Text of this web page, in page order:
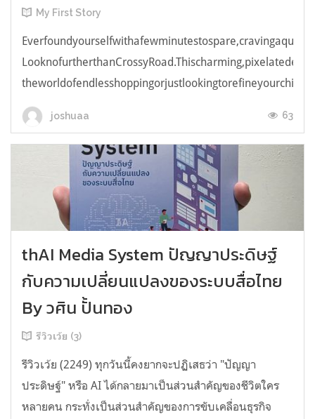
My First Story
joshuaa 63
thAI Media System ปัญญาประดิษฐ์
กับความเปลี่ยนแปลงของระบบสื่อไทย
By วศิน ปั้นทอง
รีวิวเว้ย (3)
รีวิวเว้ย (2249) ทุกวันนี้คงยากจะปฏิเสธว่า "ปัญญา
ประดิษฐ์" หรือ AI ได้กลายมาเป็นส่วนสำคัญของชีวิตใคร
หลายคน กระทั่งเป็นส่วนสำคัญของการขับเคลื่อนธุรกิจ